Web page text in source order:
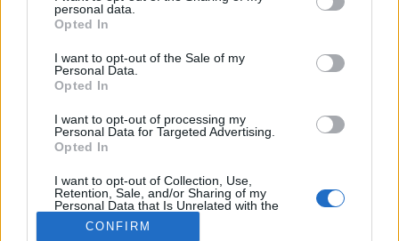
grant or deny consent to Google and its third-party tags to
use your data for below specified purposes in below Google
consent section.
personal data.
Opted In
I want to opt-out of the Sale of my
Personal Data.
Opted In
I want to opt-out of processing my
Personal Data for Targeted Advertising.
Opted In
I want to opt-out of Collection, Use,
Retention, Sale, and/or Sharing of my
Personal Data that Is Unrelated with the
Purposes for which it was collected.
Opted Out
CONFIRM